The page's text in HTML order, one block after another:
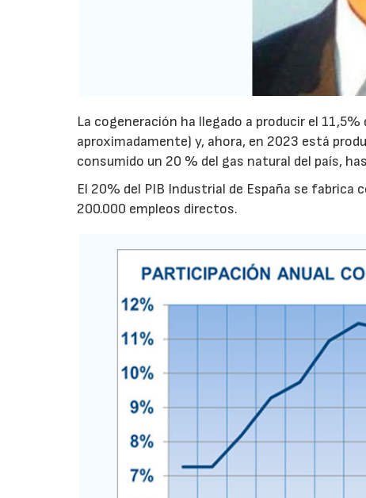
La cogeneración ha llegado a producir el
aproximadamente) y, ahora, en 2023 está
consumido un 20 % del gas natural del país,
El 20% del PIB Industrial de España se
200.000 empleos directos.